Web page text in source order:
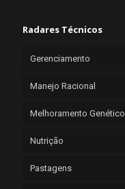
Radares Técnicos
Gerenciamento
Manejo Racional
Melhoramento Genético
Nutrição
Pastagens